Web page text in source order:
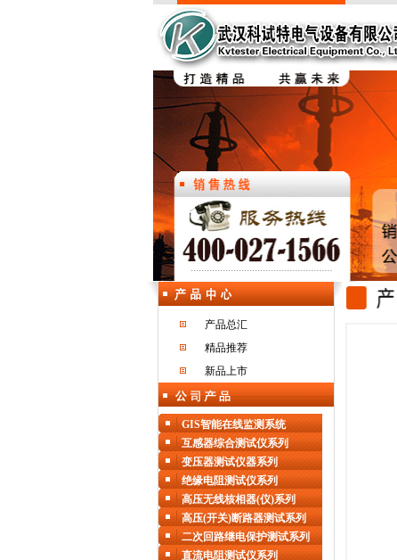
产品总汇
精品推荐
新品上市
GIS智能在线监测系统
互感器综合测试仪系列
变压器测试仪器系列
绝缘电阻测试仪系列
高压无线核相器(仪)系列
高压(开关)断路器测试系列
二次回路继电保护测试系列
直流电阻测试仪系列